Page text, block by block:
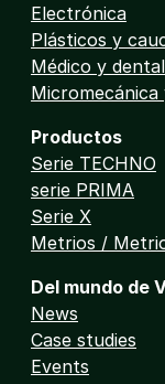
Electrónica
Plásticos y
Médico y dental
Productos
Serie TECHNO
serie PRIMA
Serie X
Metrios /
Del mundo de
News
Case studies
Events